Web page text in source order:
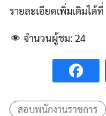
รายละเอียดเพิ่มเติมได้ที่
จำนวนผู้ชม: 24
สอบพนักงานราชการ